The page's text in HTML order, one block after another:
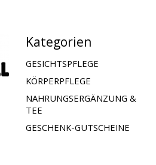
Kategorien
GESICHTSPFLEGE
KÖRPERPFLEGE
NAHRUNGSERGÄNZUNG &
TEE
GESCHENK-GUTSCHEINE